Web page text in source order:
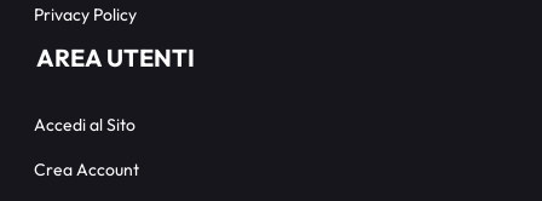
Privacy Policy
AREA UTENTI
Accedi al Sito
Crea Account